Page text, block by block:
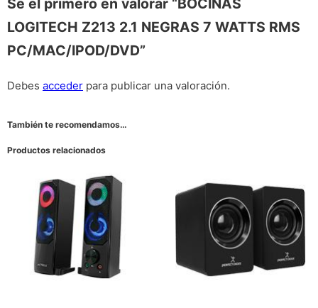
Sé el primero en valorar “BOCINAS
LOGITECH Z213 2.1 NEGRAS 7 WATTS RMS
PC/MAC/IPOD/DVD”
Debes acceder para publicar una valoración.
También te recomendamos…
Productos relacionados